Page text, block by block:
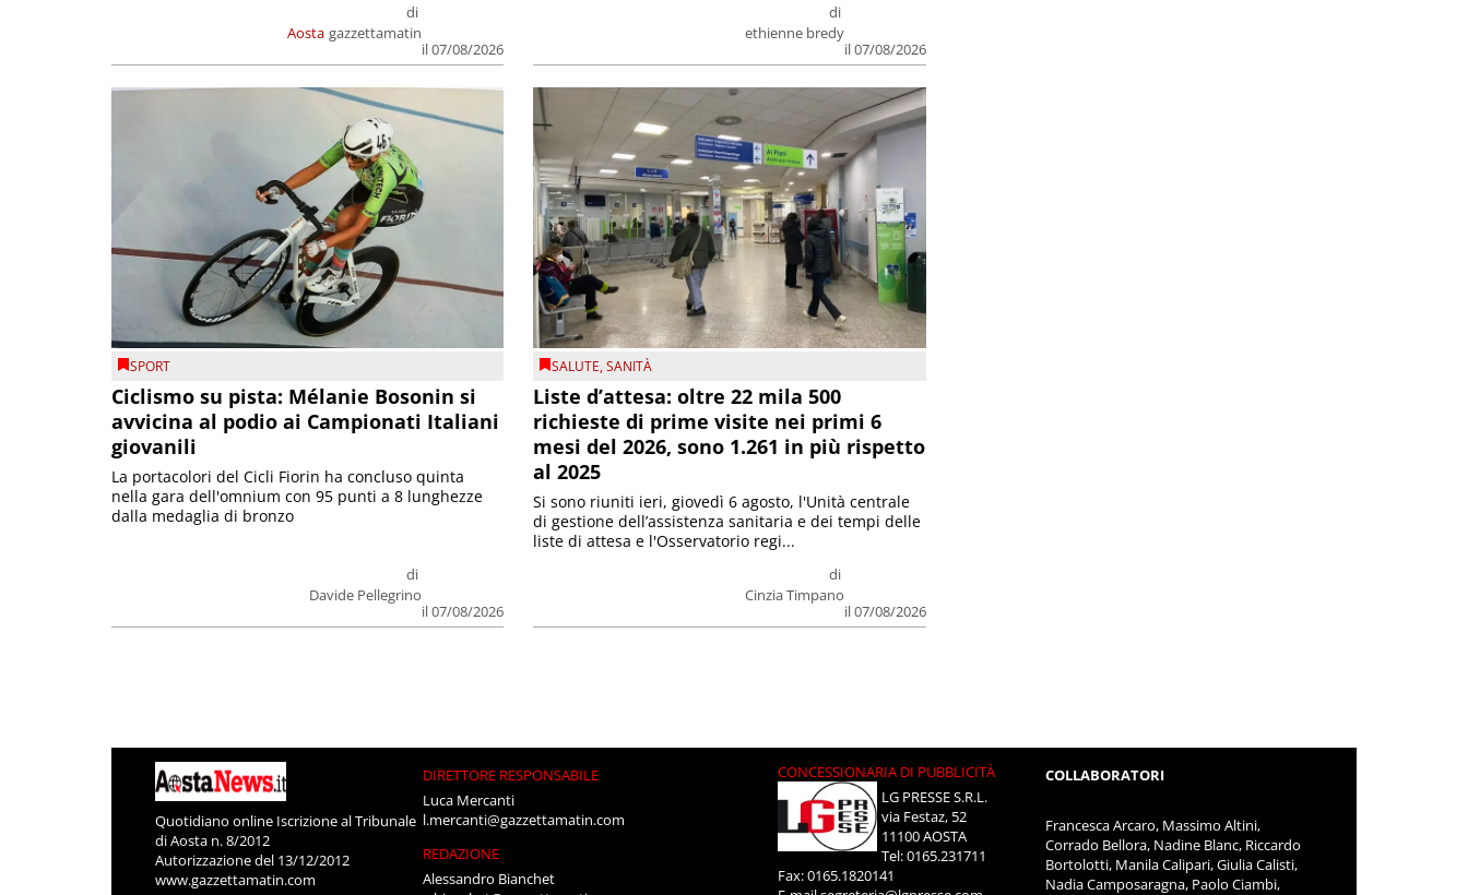
Aosta
di
gazzettamatin
il 07/08/2026
di
ethienne bredy
il 07/08/2026
SPORT
Ciclismo su pista: Mélanie Bosonin si
avvicina al podio ai Campionati Italiani
giovanili
di
Davide Pellegrino
il 07/08/2026
La portacolori del Cicli Fiorin ha concluso quinta
nella gara dell'omnium con 95 punti a 8 lunghezze
dalla medaglia di bronzo
SALUTE,SANITÀ
Liste d’attesa: oltre 22 mila 500
richieste di prime visite nei primi 6
mesi del 2026, sono 1.261 in più rispetto
al 2025
di
Cinzia Timpano
il 07/08/2026
Si sono riuniti ieri, giovedì 6 agosto, l'Unità centrale
di gestione dell’assistenza sanitaria e dei tempi delle
liste di attesa e l'Osservatorio regi...
Quotidiano online Iscrizione al Tribunale
di Aosta n. 8/2012
Autorizzazione del 13/12/2012
www.gazzettamatin.com
DIRETTORE RESPONSABILE
Luca Mercanti
l.mercanti@gazzettamatin.com
REDAZIONE
Alessandro Bianchet
CONCESSIONARIA DI PUBBLICITÀ
LG PRESSE S.R.L.
via Festaz, 52
11100 AOSTA
Tel: 0165.231711
Fax: 0165.1820141
COLLABORATORI
Francesca Arcaro, Massimo Altini,
Corrado Bellora, Nadine Blanc, Riccardo
Bortolotti, Manila Calipari, Giulia Calisti,
Nadia Camposaragna, Paolo Ciambi,